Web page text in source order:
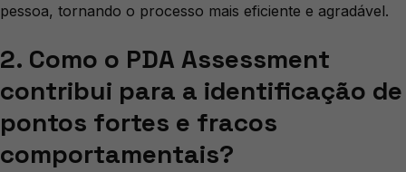
pessoa, tornando o processo mais eficiente e agradável.
2. Como o PDA Assessment
contribui para a identificação de
pontos fortes e fracos
comportamentais?